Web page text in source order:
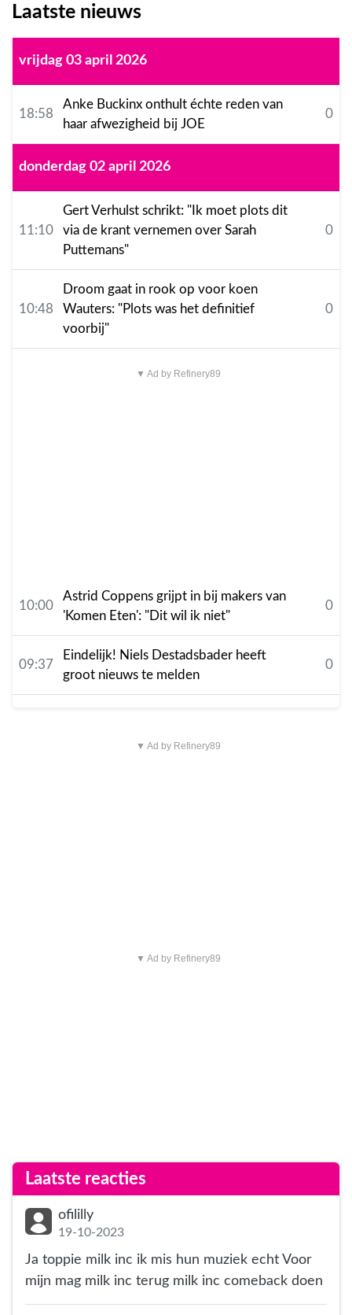
Laatste nieuws
vrijdag 03 april 2026
18:58
Anke Buckinx onthult échte reden van
haar afwezigheid bij JOE
0
donderdag 02 april 2026
11:10
Gert Verhulst schrikt: "Ik moet plots dit
via de krant vernemen over Sarah
Puttemans"
0
10:48
Droom gaat in rook op voor koen
Wauters: "Plots was het definitief
voorbij"
0
▼ Ad by Refinery89
10:00
Astrid Coppens grijpt in bij makers van
'Komen Eten': "Dit wil ik niet"
0
09:37
Eindelijk! Niels Destadsbader heeft
groot nieuws te melden
0
▼ Ad by Refinery89
▼ Ad by Refinery89
Laatste reacties
ofililly
19-10-2023
Ja toppie milk inc ik mis hun muziek echt Voor
mijn mag milk inc terug milk inc comeback doen